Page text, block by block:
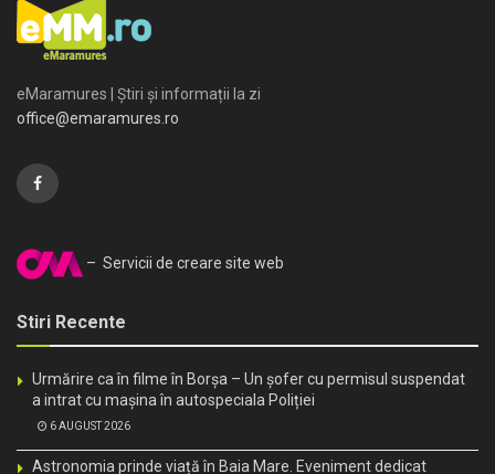
eMaramures | Știri și informații la zi
office@emaramures.ro
– Servicii de creare site web
Stiri Recente
Urmărire ca în filme în Borșa – Un șofer cu permisul suspendat
a intrat cu mașina în autospeciala Poliției
6 AUGUST 2026
Astronomia prinde viață în Baia Mare. Eveniment dedicat